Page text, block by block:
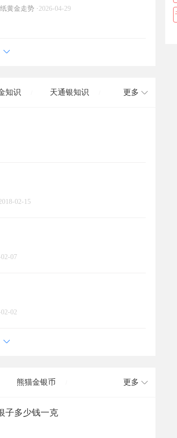
纸黄金走势 · 2026-04-29
知识 天通银知识 更多
02-15
07
02
熊猫金银币
/ 老凤祥
更多
子多少钱一克